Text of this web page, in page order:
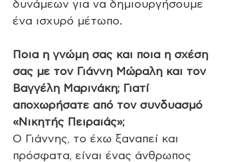
δυνάμεων για να δημιουργήσουμε
ένα ισχυρό μέτωπο.
Ποια η γνώμη σας και ποια η σχέση
σας με τον Γιάννη Μώραλη και τον
Βαγγέλη Μαρινάκη; Γιατί
αποχωρήσατε από τον συνδυασμό
«Νικητής Πειραιάς»;
Ο Γιάννης, το έχω ξαναπεί και
πρόσφατα, είναι ένας άνθρωπος